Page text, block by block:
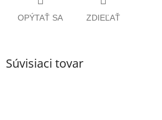
OPÝTAŤ SA ZDIEĽAŤ
Súvisiaci tovar